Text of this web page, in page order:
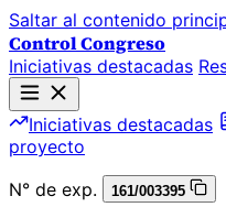
Saltar al contenido
Control Congreso
Iniciativas destacadas
Iniciativas destacadas
proyecto
N° de exp.
161/003395